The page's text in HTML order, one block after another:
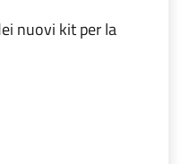
nuovi kit per la